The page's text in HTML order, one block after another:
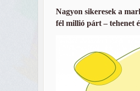
Nagyon sikeresek a
fél millió párt – tehenet